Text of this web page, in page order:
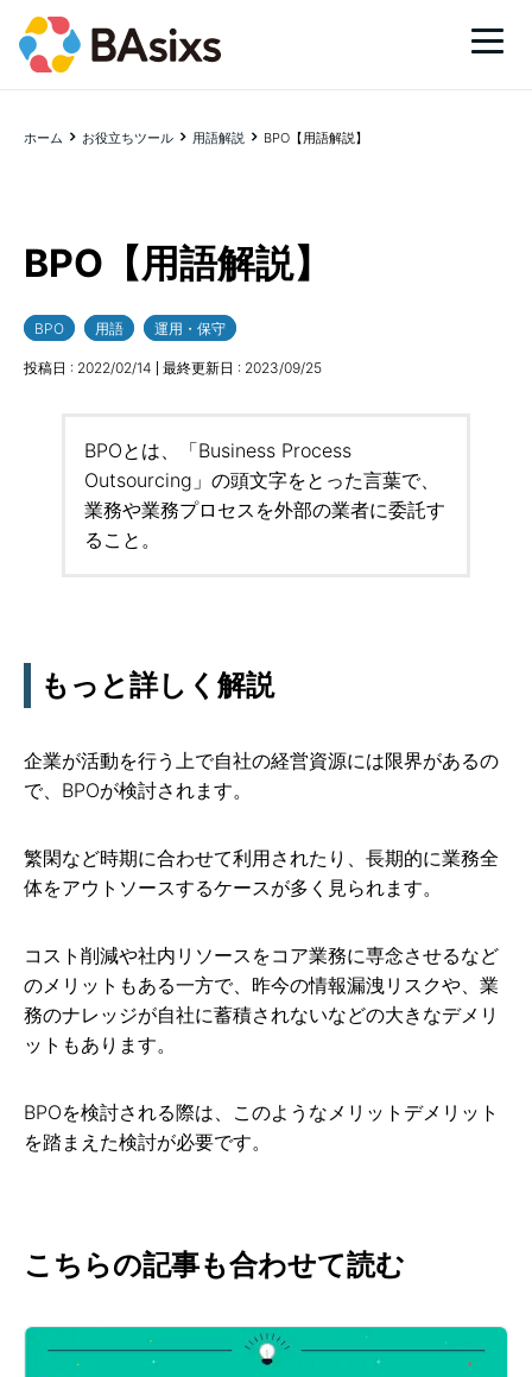
ホーム お役立ちツール 用語解説 BPO【用語解説】
BPO【用語解説】
BPO 用語 運用・保守
投稿日 : 2022/02/14 最終更新日 : 2023/09/25
BPOとは、「Business Process
Outsourcing」の頭文字をとった言葉で、
業務や業務プロセスを外部の業者に委託す
ること。
もっと詳しく解説
企業が活動を行う上で自社の経営資源には限界があるの
で、BPOが検討されます。
繁閑など時期に合わせて利用されたり、長期的に業務全
体をアウトソースするケースが多く見られます。
コスト削減や社内リソースをコア業務に専念させるなど
のメリットもある一方で、昨今の情報漏洩リスクや、業
務のナレッジが自社に蓄積されないなどの大きなデメリ
ットもあります。
BPOを検討される際は、このようなメリットデメリット
を踏まえた検討が必要です。
こちらの記事も合わせて読む